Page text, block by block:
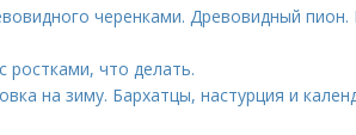
черенками. Древовидный
ростками, что делать.
на зиму. Бархатцы, настурция и